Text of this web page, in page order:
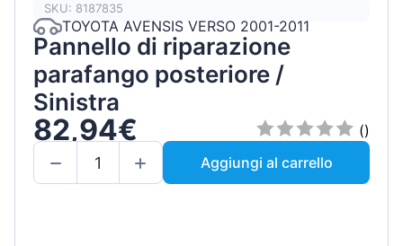
SKU: 8187835
TOYOTA AVENSIS VERSO 2001-2011
Pannello di riparazione
parafango posteriore /
Sinistra
82,94€
()
Aggiungi al carrello